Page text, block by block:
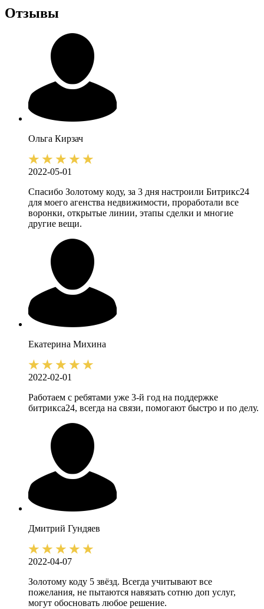
Отзывы
Ольга Кирзач
2022-05-01
Спасибо Золотому коду, за 3 дня настроили Битрикс24
для моего агенства недвижимости, проработали все
воронки, открытые линии, этапы сделки и многие
другие вещи.
Екатерина Михина
2022-02-01
Работаем с ребятами уже 3-й год на поддержке
битрикса24, всегда на связи, помогают быстро и по делу.
Дмитрий Гундяев
2022-04-07
Золотому коду 5 звёзд. Всегда учитывают все
пожелания, не пытаются навязать сотню доп услуг,
могут обосновать любое решение.